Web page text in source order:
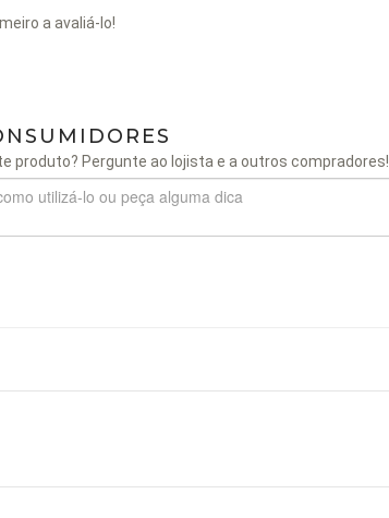
a avaliá-lo!
produto? Pergunte ao lojista e a outros compradores!